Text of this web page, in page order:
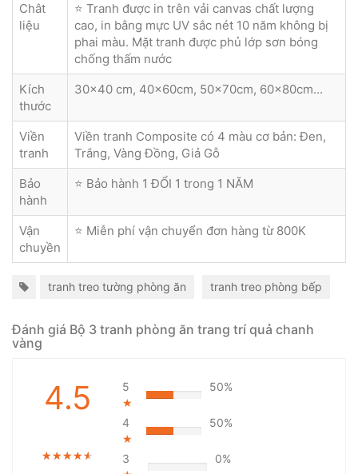
Chât
liệu
⭐ Tranh được in trên vải canvas chất lượng
cao, in bằng mực UV sắc nét 10 năm không bị
phai màu. Mặt tranh được phủ lớp sơn bóng
chống thấm nước
Kích
thước
30x40 cm, 40x60cm, 50x70cm, 60x80cm...
Viền
tranh
Viền tranh Composite có 4 màu cơ bản: Đen,
Trắng, Vàng Đồng, Giả Gỗ
Bảo
hành
⭐ Bảo hành 1 ĐỔI 1 trong 1 NĂM
Vận
chuyền
⭐ Miễn phí vận chuyển đơn hàng từ 800K
tranh treo tường phòng ăn tranh treo phòng bếp
Đánh giá Bộ 3 tranh phòng ăn trang trí quả chanh
vàng
4.5
★★★★★
★★★★★
★★★★★
5
★
50%
4
★
50%
3 0%